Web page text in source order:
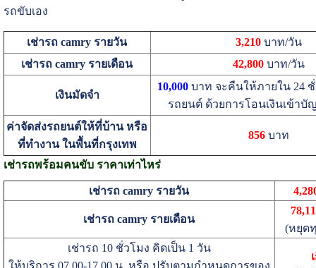
รถขับเอง
เช่ารถ camry รายวัน 3,210 บาท/วัน
เช่ารถ camry รายเดือน
42,800 บาท/วัน
เงินมัดจำ
10,000 บาท จะคืนให้ภายใน 24
รถยนต์ ด้วยการโอนเงินเข้าบั
ค่าจัดส่งรถยนต์ให้ที่บ้าน หรือ
ที่ทำงาน ในพื้นที่กรุงเทพ
856 บาท
เช่ารถพร้อมคนขับ ราคาเท่าไหร่
เช่ารถ camry รายวัน
เช่ารถ camry รายเดือน
(หยุด
เช่ารถ 10 ชั่วโมง คิดเป็น 1 วัน
ให้บริการ 07.00-17.00 น. หรือ ปรับตามกำหนดการของ